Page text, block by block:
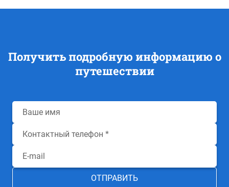
Получить подробную информацию о
путешествии